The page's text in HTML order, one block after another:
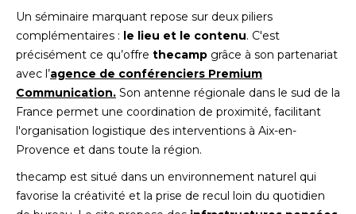
Un séminaire marquant repose sur deux piliers
complémentaires : le lieu et le contenu. C'est
précisément ce qu’offre thecamp grâce à son partenariat
avec l’agence de conférenciers Premium
Communication. Son antenne régionale dans le sud de la
France permet une coordination de proximité, facilitant
l'organisation logistique des interventions à Aix-en-
Provence et dans toute la région.
thecamp est situé dans un environnement naturel qui
favorise la créativité et la prise de recul loin du quotidien